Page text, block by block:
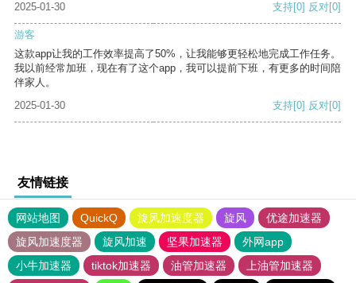
2025-01-30
支持[0] 反对[0]
游客
这款app让我的工作效率提高了50%，让我能够更轻松地完成工作任务。
我以前经常加班，现在有了这个app，我可以提前下班，有更多的时间陪
伴家人。
2025-01-30
支持[0] 反对[0]
友情链接
网站地图 QuickQ 旋风加速度器 旋风
优途加速器
旋风加速度器
旋风加速 坚果加速器
外网app
小牛加速器
tiktok加速器 油管加速器 上油管加速器